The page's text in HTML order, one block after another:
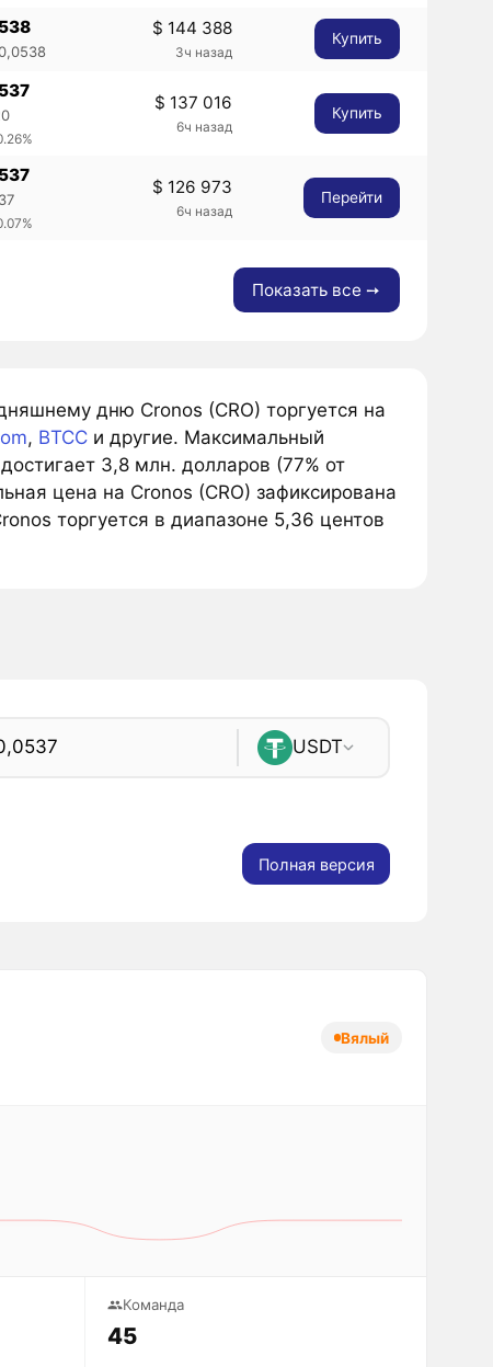
$ 144 388
3ч назад
Купить
$ 137 016
6ч назад
Купить
$ 126 973
6ч назад
Перейти
Показать все ➙
дню Cronos (CRO) торгуется на
, BTCCи другие. Максимальный
3,8 млн. долларов (77% от
цена на Cronos (CRO) зафиксирована
торгуется в диапазоне 5,36 центов
USDT
Полная версия
Вялый
Команда
45